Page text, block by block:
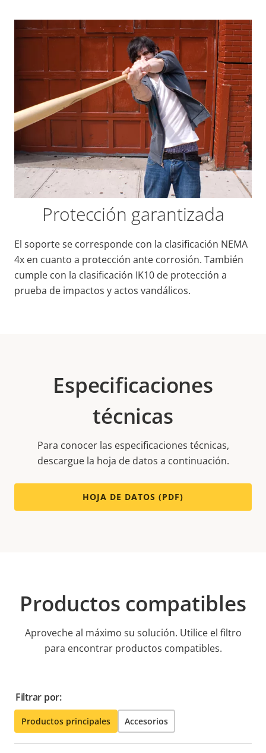
Protección garantizada
El soporte se corresponde con la clasificación NEMA
4x en cuanto a protección ante corrosión. También
cumple con la clasificación IK10 de protección a
prueba de impactos y actos vandálicos.
Especificaciones
técnicas
Para conocer las especificaciones técnicas,
descargue la hoja de datos a continuación.
HOJA DE DATOS (PDF)
Productos compatibles
Aproveche al máximo su solución. Utilice el filtro
para encontrar productos compatibles.
Filtrar por:
Productos principales Accesorios